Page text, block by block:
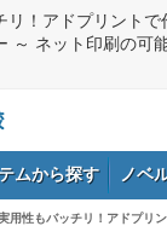
リ！アドプリント
～ ネット印刷の可
ムから探す ノベ
用性もバッチリ！アドプリ